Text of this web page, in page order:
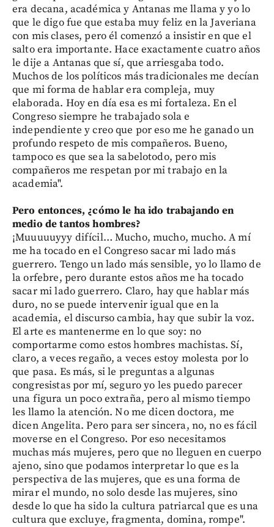
era decana, académica y Antanas me llama y yo lo
que le digo fue que estaba muy feliz en la Javeriana
con mis clases, pero él comenzó a insistir en que el
salto era importante. Hace exactamente cuatro años
le dije a Antanas que sí, que arriesgaba todo.
Muchos de los políticos más tradicionales me decían
que mi forma de hablar era compleja, muy
elaborada. Hoy en día esa es mi fortaleza. En el
Congreso siempre he trabajado sola e
independiente y creo que por eso me he ganado un
profundo respeto de mis compañeros. Bueno,
tampoco es que sea la sabelotodo, pero mis
compañeros me respetan por mi trabajo en la
academia".
Pero entonces, ¿cómo le ha ido trabajando en
medio de tantos hombres?
¡Muuuuuyyy difícil… Mucho, mucho, mucho. A mí
me ha tocado en el Congreso sacar mi lado más
guerrero. Tengo un lado más sensible, yo lo llamo de
la orfebre, pero durante estos años me ha tocado
sacar mi lado guerrero. Claro, hay que hablar más
duro, no se puede intervenir igual que en la
academia, el discurso cambia, hay que subir la voz.
El arte es mantenerme en lo que soy: no
comportarme como estos hombres machistas. Sí,
claro, a veces regaño, a veces estoy molesta por lo
que pasa. Es más, si le preguntas a algunas
congresistas por mí, seguro yo les puedo parecer
una figura un poco extraña, pero al mismo tiempo
les llamo la atención. No me dicen doctora, me
dicen Angelita. Pero para ser sincera, no, no es fácil
moverse en el Congreso. Por eso necesitamos
muchas más mujeres, pero que no lleguen en cuerpo
ajeno, sino que podamos interpretar lo que es la
perspectiva de las mujeres, que es una forma de
mirar el mundo, no solo desde las mujeres, sino
desde lo que ha sido la cultura patriarcal que es una
cultura que excluye, fragmenta, domina, rompe".